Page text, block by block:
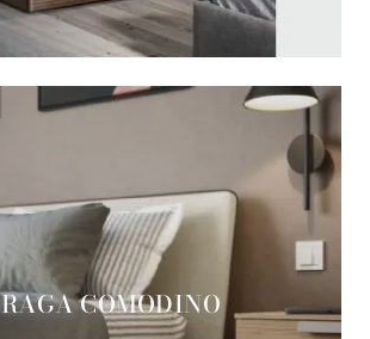
COMODINO